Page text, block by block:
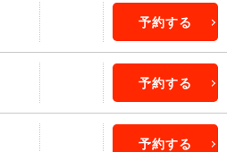
予約する
予約する
予約する